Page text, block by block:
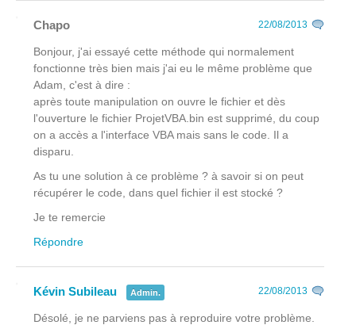
Chapo 22/08/2013
Bonjour, j'ai essayé cette méthode qui normalement
fonctionne très bien mais j'ai eu le même problème que
Adam, c'est à dire :
après toute manipulation on ouvre le fichier et dès
l'ouverture le fichier ProjetVBA.bin est supprimé, du coup
on a accès a l'interface VBA mais sans le code. Il a
disparu.
As tu une solution à ce problème ? à savoir si on peut
récupérer le code, dans quel fichier il est stocké ?
Je te remercie
Répondre
Kévin Subileau Admin. 22/08/2013
Désolé, je ne parviens pas à reproduire votre problème.